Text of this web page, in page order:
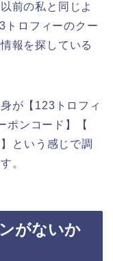
前の私と同じよ
トロフィーのクー
報を探している
が【123トロフィ
ポンコード】【
という感じで調
。
がないか